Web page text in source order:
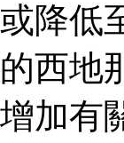
或降低
的西地
增加有